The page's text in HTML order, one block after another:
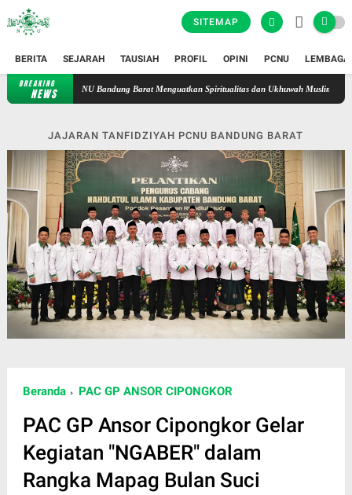
SITEMAP
BERITA SEJARAH TAUSIAH PROFIL OPINI PCNU LEMBAGA
BREAKING
NEWS Istiqamah di Tengah Kesibukan: Safari Syahrihan Fatayat NU Bandung
JAJARAN TANFIDZIYAH PCNU BANDUNG BARAT
Beranda PAC GP ANSOR CIPONGKOR
PAC GP Ansor Cipongkor Gelar
Kegiatan "NGABER" dalam
Rangka Mapag Bulan Suci